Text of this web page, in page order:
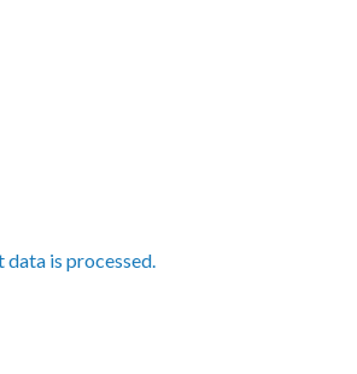
data is processed.